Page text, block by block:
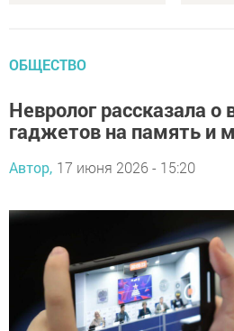
ОБЩЕСТВО
Невролог рассказала о
гаджетов на память и
Автор, 17 июня 2026 - 15:20